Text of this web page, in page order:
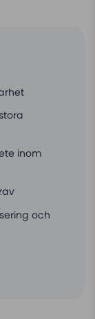
inom
och